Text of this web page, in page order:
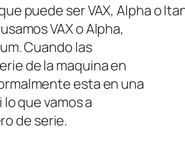
puede ser VAX, Alpha o
VAX o Alpha,
Cuando las
de la maquina en
esta en una
que vamos a
de serie.